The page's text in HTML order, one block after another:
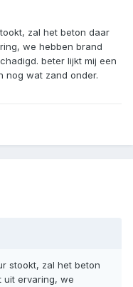
zal het beton daar
we hebben brand
beter lijkt mij een
nog wat zand onder.
stookt, zal het beton
uit ervaring, we